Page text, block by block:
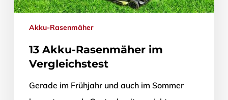
Akku-Rasenmäher
13 Akku-Rasenmäher im
Vergleichstest
Gerade im Frühjahr und auch im Sommer